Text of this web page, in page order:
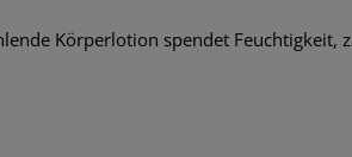
Körperlotion spendet Feuchtigkeit,